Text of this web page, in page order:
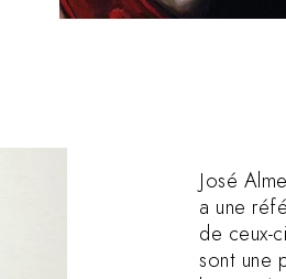
José
a une
de ceux-
sont une